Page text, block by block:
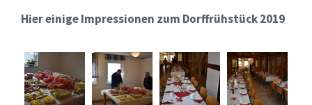
Hier einige Impressionen zum Dorffrühstück 2019